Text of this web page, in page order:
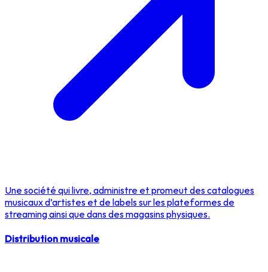
Une société qui livre, administre et promeut des catalogues
musicaux d’artistes et de labels sur les plateformes de
streaming ainsi que dans des magasins physiques.
Distribution musicale